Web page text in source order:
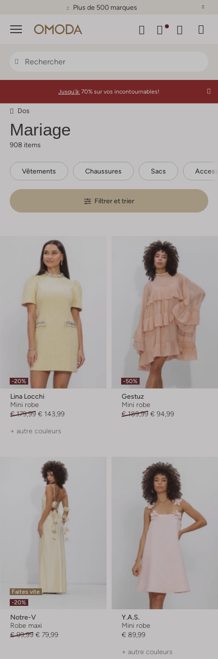
Plus de 500 marques
Menu
Jusqu'à: 70% sur vos incontournables!
Dos
Mariage
908 items
Vêtements Chaussures Sacs
Filtrer et trier
-20%
Lina Locchi
Mini robe
€ 179,99 € 143,99
+ autre couleurs
-50%
Gestuz
Mini robe
€ 189,99 € 94,99
Faites vite
-20%
Notre-V
Robe maxi
€ 99,99 € 79,99
Y.a.s.
Mini robe
€ 89,99
+ autre couleurs